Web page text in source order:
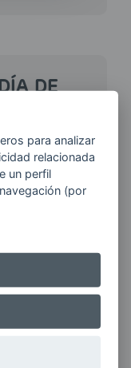
DE
incluido
para analizar
relacionada
un perfil
(por